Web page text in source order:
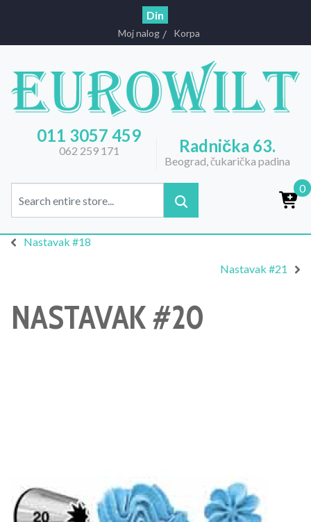
Din
Moj nalog Korpa
011 3057 459
062 259 171 Radnička 63.
Beograd, čukarička padina
0
Nastavak #18
Nastavak #21
NASTAVAK #20